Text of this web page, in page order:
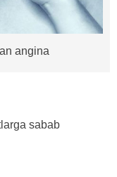
angina
sabab